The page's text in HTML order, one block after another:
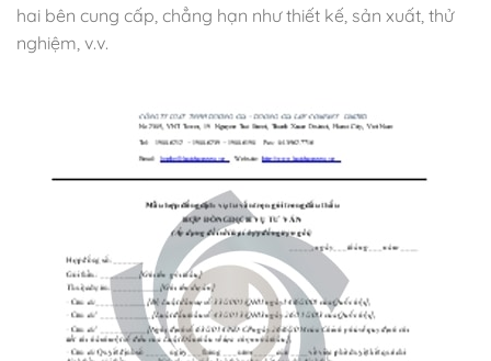
hai bên cung cấp, chẳng hạn như thiết kế, sản xuất, thử
nghiệm, v.v.